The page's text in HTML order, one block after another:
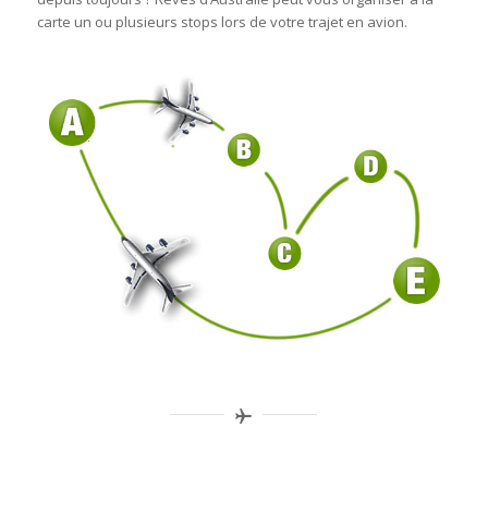
carte un ou plusieurs stops lors de votre trajet en avion.